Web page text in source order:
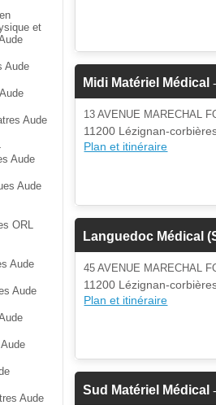
et
Aude
Aude
Aude
Aude
ORL
Aude
Aude
Aude
Midi Matériel Médical
13 AVENUE MARECHAL
11200 Lézignan-
Plan et itinéraire
Languedoc Médical
45 AVENUE MARECHAL
11200 Lézignan-
Plan et itinéraire
Sud Matériel Médical